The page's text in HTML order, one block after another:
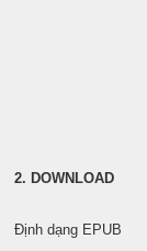
2. DOWNLOAD
Định dạng